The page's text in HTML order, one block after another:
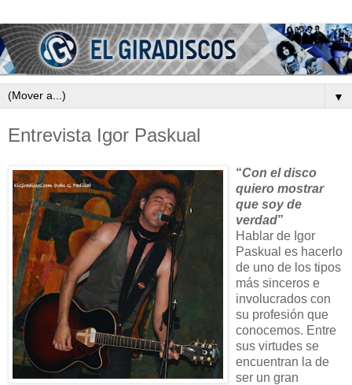
▼
Entrevista Igor Paskual
“Con el disco
quiero mostrar
que soy de
verdad”
Hablar de Igor
Paskual es hacerlo
de uno de los tipos
más sinceros e
involucrados con
su profesión que
conocemos. Entre
sus virtudes se
encuentran la de
ser un gran